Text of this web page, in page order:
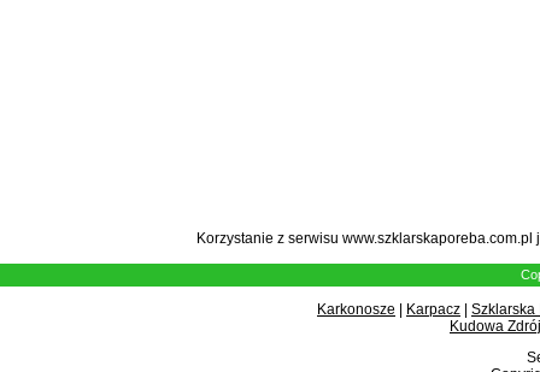
Korzystanie z serwisu
Karkonosze Karpacz
Szklarska
Kudowa